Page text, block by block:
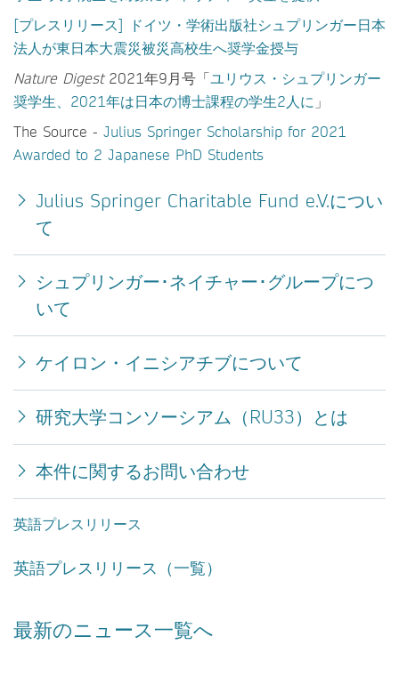
[プレスリリース] ドイツ・学術出版社シュプリンガー日本
法人が東日本大震災被災高校生へ奨学金授与
Nature Digest2021年9月号「ユリウス・シュプリンガー
奨学生、2021年は日本の博士課程の学生2人に 」
The Source - Julius Springer Scholarship for 2021
Awarded to 2 Japanese PhD Students
Julius Springer Charitable Fund e.V.につい
て
シュプリンガー･ネイチャー･グループにつ
いて
ケイロン・イニシアチブについて
研究大学コンソーシアム（RU33）とは
本件に関するお問い合わせ
英語プレスリリース
英語プレスリリース（一覧）
最新のニュース一覧へ